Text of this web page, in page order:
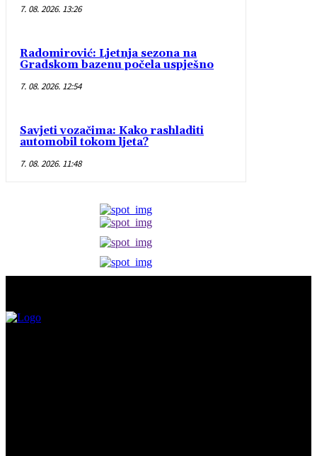
7. 08. 2026. 13:26
Radomirović: Ljetnja sezona na
Gradskom bazenu počela uspješno
7. 08. 2026. 12:54
Savjeti vozačima: Kako rashladiti
automobil tokom ljeta?
7. 08. 2026. 11:48